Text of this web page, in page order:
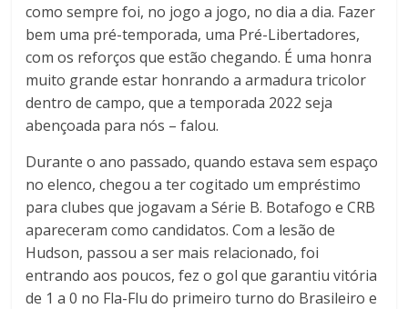
como sempre foi, no jogo a jogo, no dia a dia. Fazer
bem uma pré-temporada, uma Pré-Libertadores,
com os reforços que estão chegando. É uma honra
muito grande estar honrando a armadura tricolor
dentro de campo, que a temporada 2022 seja
abençoada para nós – falou.
Durante o ano passado, quando estava sem espaço
no elenco, chegou a ter cogitado um empréstimo
para clubes que jogavam a Série B. Botafogo e CRB
apareceram como candidatos. Com a lesão de
Hudson, passou a ser mais relacionado, foi
entrando aos poucos, fez o gol que garantiu vitória
de 1 a 0 no Fla-Flu do primeiro turno do Brasileiro e